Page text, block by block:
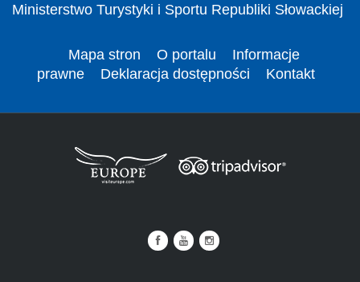
Ministerstwo Turystyki i Sportu Republiki Słowackiej
Mapa stron O portalu
Informacje
prawne
Deklaracja dostępności Kontakt